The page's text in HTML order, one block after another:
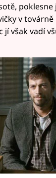
poklesne
v továrně
jí však vadí